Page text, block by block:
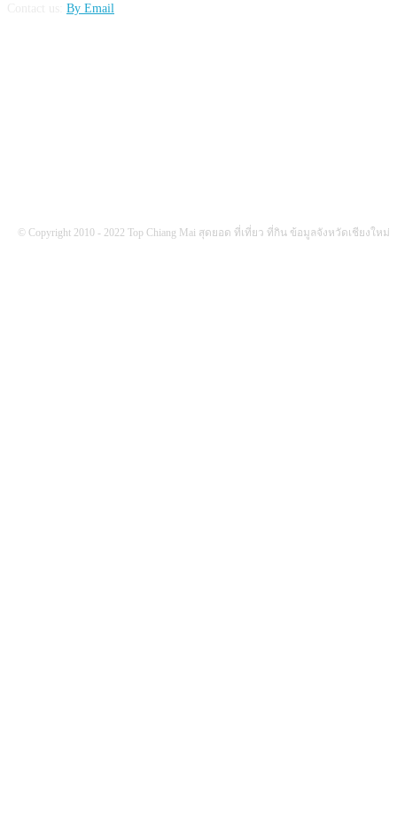
By Email
© Copyright 2010 - 2022 Top Chiang Mai สุดยอด ที่เที่ยว ที่กิน ข้อมูลจังหวัดเชียงใหม่